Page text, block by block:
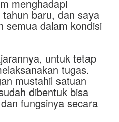
menghadapi
baru, dan saya
semua dalam kondisi
untuk tetap
tugas.
mustahil satuan
dibentuk bisa
fungsinya secara